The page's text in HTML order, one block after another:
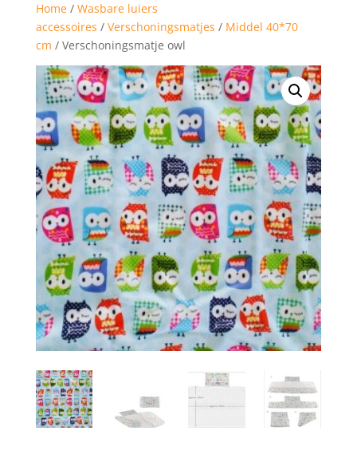
Home/ Wasbare luiers
accessoires / Verschoningsmatjes / Middel 40*70
cm / Verschoningsmatje owl